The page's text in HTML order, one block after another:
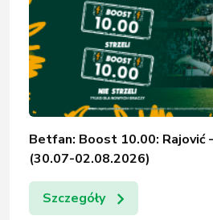
Betfan: Boost 10.00:
(30.07-02.08.2026)
Szczegóły